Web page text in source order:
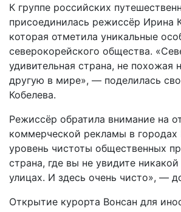
К группе российских
присоединилась режиссёр Ирина
которая отметила уникальные
северокорейского общества.
удивительная страна, не похожая
другую в мире», — поделилась
Кобелева.
Режиссёр обратила внимание на
коммерческой рекламы в
уровень чистоты общественных
страна, где вы не увидите
улицах. И здесь очень чисто», —
Открытие курорта Вонсан для